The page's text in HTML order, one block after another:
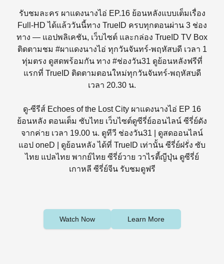
รับชมละคร ผาแดงนางไอ่ EP.16 ย้อนหลังแบบเต็มเรื่อง
Full-HD ได้แล้ววันนี้ทาง TrueID ครบทุกตอนผ่าน 3 ช่อง
ทาง — แอปพลิเคชัน, เว็บไซต์ และกล่อง TrueID TV Box
ติดตามชม #ผาแดงนางไอ่ ทุกวันจันทร์-พฤหัสบดี เวลา 1
ทุ่มตรง ดูสดพร้อมกัน ทาง #ช่องวัน31 ดูย้อนหลังฟรีที่
แรกที่ TrueID ติดตามตอนใหม่ทุกวันจันทร์-พฤหัสบดี
เวลา 20.30 น.
ดู-ซีรีส์ Echoes of the Lost City ผาแดงนางไอ่ EP 16
ย้อนหลัง ตอนเต็ม ซับไทย เว็บไซต์ดูซีรี่ย์ออนไลน์ ซีรี่ย์ดัง
จากค่าย เวลา 19.00 น. ดูทีวี ช่องวัน31 | ดูสดออนไลน์
แอป oneD | ดูย้อนหลัง ได้ที่ TrueID เท่านั้น ซีรี่ย์ฝรั่ง ซับ
ไทย แปลไทย พากย์ไทย ซีรี่ย์วาย วาไรตี้ญีปุ่น ดูซีรี่ย์
เกาหลี ซีรี่ย์จีน รับชมดูฟรี
Watch Now Learn More